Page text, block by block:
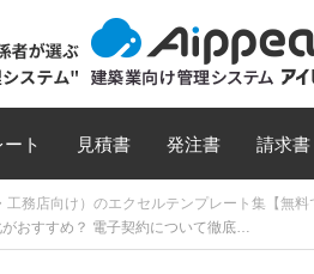
ト 見積書 発注書 請求書
工務店向け）のエクセルテンプレート集【無
おすすめ？ 電子契約について徹底…